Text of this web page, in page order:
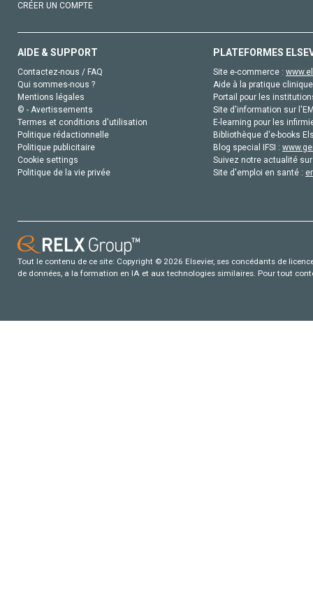
CRÉER UN COMPTE
AIDE & SUPPORT
Contactez-nous / FAQ
Qui sommes-nous ?
Mentions légales
© - Avertissements
Termes et conditions d'utilisation
Politique rédactionnelle
Politique publicitaire
Cookie settings
Politique de la vie privée
PLATEFORMES
Site e-commerce :
Aide à la pratique
Portail pour les
Site d'information sur
E-learning pour les
Bibliothèque d'e-books
Blog special IFSI :
Suivez notre actualité
Site d'emploi en santé :
Tout le contenu de ce site: Copyright © 2026 Elsevier, ses concédants de
de données, a la formation en IA et aux technologies similaires. Pour tout